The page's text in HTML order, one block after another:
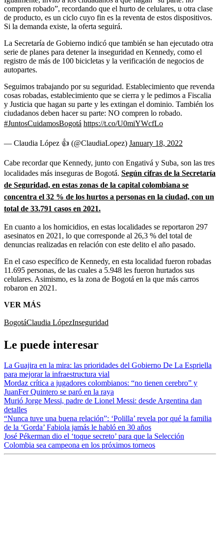
compren robado”, recordando que el hurto de celulares, u otra clase
de producto, es un ciclo cuyo fin es la reventa de estos dispositivos.
Si la demanda existe, la oferta seguirá.
La Secretaría de Gobierno indicó que también se han ejecutado otra
serie de planes para detener la inseguridad en Kennedy, como el
registro de más de 100 bicicletas y la verificación de negocios de
autopartes.
Seguimos trabajando por su seguridad. Establecimiento que revenda
cosas robadas, establecimiento que se cierra y le pedimos a Fiscalia
y Justicia que hagan su parte y les extingan el dominio. También los
ciudadanos deben hacer su parte: NO compren lo robado.
#JuntosCuidamosBogotá https://t.co/U0miYWcfLo
— Claudia López 👍 (@ClaudiaLopez) January 18, 2022
Cabe recordar que Kennedy, junto con Engativá y Suba, son las tres
localidades más inseguras de Bogotá. Según cifras de la Secretaría
de Seguridad, en estas zonas de la capital colombiana se
concentra el 32 % de los hurtos a personas en la ciudad, con un
total de 33.791 casos en 2021.
En cuanto a los homicidios, en estas localidades se reportaron 297
asesinatos en 2021, lo que corresponde al 26,3 % del total de
denuncias realizadas en relación con este delito el año pasado.
En el caso específico de Kennedy, en esta localidad fueron robadas
11.695 personas, de las cuales a 5.948 les fueron hurtados sus
celulares. Asimismo, es la zona de Bogotá en la que más carros
robaron en 2021.
VER MÁS
BogotáClaudia LópezInseguridad
Le puede interesar
La Guajira en la mira: las prioridades del Gobierno De La Espriella
para mejorar la infraestructura vial
Mordaz crítica a jugadores colombianos: “no tienen cerebro” y
JuanFer Quintero se paró en la raya
Murió Jorge Messi, padre de Lionel Messi: desde Argentina dan
detalles
“Nunca tuve una buena relación”: ‘Polilla’ revela por qué la familia
de la ‘Gorda’ Fabiola jamás le habló en 30 años
José Pékerman dio el ‘toque secreto’ para que la Selección
Colombia sea campeona en los próximos torneos